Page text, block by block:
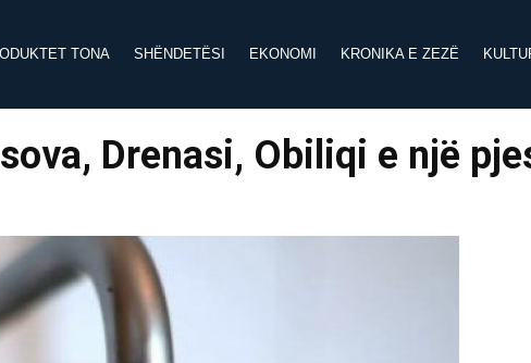
TONA SHËNDETËSI EKONOMI KRONIKA E ZEZË
Drenasi, Obiliqi e një